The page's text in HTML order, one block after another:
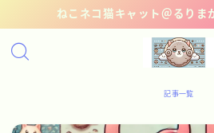
ねこネコ猫キャット＠るりま
MENU
記事一覧